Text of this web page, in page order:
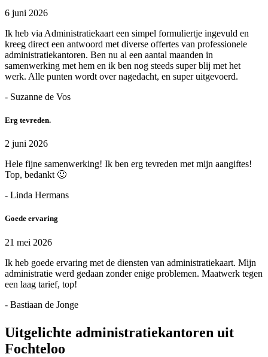
6 juni 2026
Ik heb via Administratiekaart een simpel formuliertje ingevuld en
kreeg direct een antwoord met diverse offertes van professionele
administratiekantoren. Ben nu al een aantal maanden in
samenwerking met hem en ik ben nog steeds super blij met het
werk. Alle punten wordt over nagedacht, en super uitgevoerd.
- Suzanne de Vos
Erg tevreden.
2 juni 2026
Hele fijne samenwerking! Ik ben erg tevreden met mijn aangiftes!
Top, bedankt 🙂
- Linda Hermans
Goede ervaring
21 mei 2026
Ik heb goede ervaring met de diensten van administratiekaart. Mijn
administratie werd gedaan zonder enige problemen. Maatwerk tegen
een laag tarief, top!
- Bastiaan de Jonge
Uitgelichte administratiekantoren uit
Fochteloo